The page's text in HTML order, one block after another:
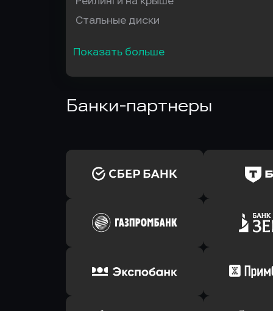
Стальные диски
Показать больше
Банки-партнеры
Оправить заявку
в Сбербанк
в Т-Банк
в Газпромбанк
в